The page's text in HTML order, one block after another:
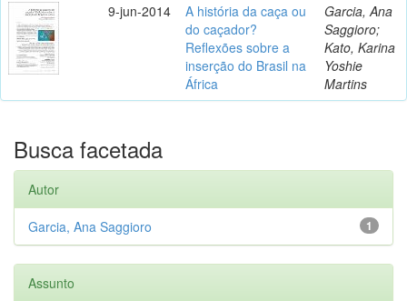
9-jun-2014
A história da caça ou
do caçador?
Reflexões sobre a
inserção do Brasil na
África
Garcia, Ana
Saggioro;
Kato, Karina
Yoshie
Martins
Busca facetada
Autor
1
Garcia, Ana Saggioro
Assunto